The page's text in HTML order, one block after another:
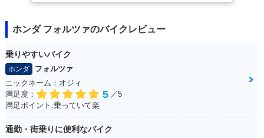
ホンダ フォルツァのバイクレビュー
乗りやすいバイク
ホンダ
フォルツァ
ニックネーム：オジィ
満足度：
5 ／5
満足ポイント:乗っていて楽
通勤・街乗りに便利なバイク